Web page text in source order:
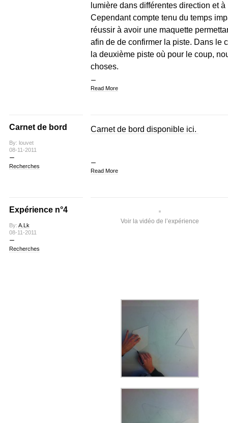
lumière dans différentes direction et
Cependant compte tenu du temps
réussir à avoir une maquette
afin de de confirmer la piste. Dans le
la deuxième piste où pour le coup,
choses.
Read More
Carnet de bord
By: louvet
08-11-2011
Recherches
Carnet de bord disponible ici.
Read More
Expérience n°4
By: A.Lk
08-11-2011
Recherches
Voir la vidéo de l’expérience